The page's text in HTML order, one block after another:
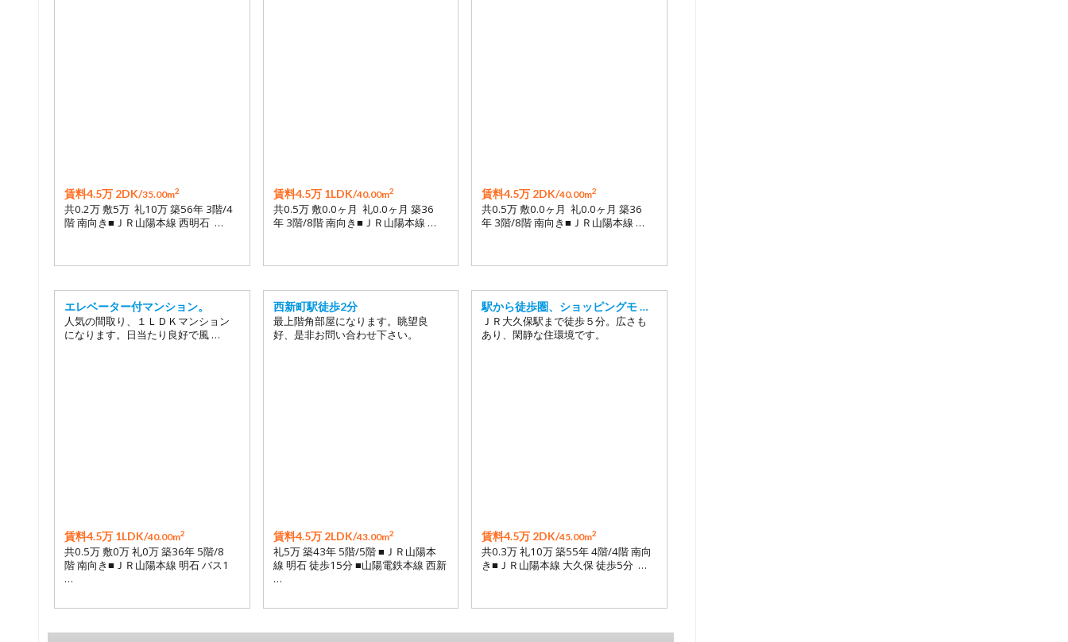
賃料4.5万 2DK/35.00m2
共0.2万 敷5万 礼10万 築56年 3階/4
階 南向き■ＪＲ山陽本線 西明石 …
賃料4.5万 1LDK/40.00m2
共0.5万 敷0.0ヶ月 礼0.0ヶ月 築36
年 3階/8階 南向き■ＪＲ山陽本線 …
賃料4.5万 2DK/40.00m2
共0.5万 敷0.0ヶ月 礼0.0ヶ月 築36
年 3階/8階 南向き■ＪＲ山陽本線 …
エレベーター付マンション。
人気の間取り、１ＬＤＫマンション
になります。日当たり良好で風 …
賃料4.5万 1LDK/40.00m2
共0.5万 敷0万 礼0万 築36年 5階/8
階 南向き■ＪＲ山陽本線 明石 バス1
…
西新町駅徒歩2分
最上階角部屋になります。眺望良
好、是非お問い合わせ下さい。
賃料4.5万 2LDK/43.00m2
礼5万 築43年 5階/5階 ■ＪＲ山陽本
線 明石 徒歩15分 ■山陽電鉄本線 西新
…
駅から徒歩圏、ショッピングモ …
ＪＲ大久保駅まで徒歩５分。広さも
あり、閑静な住環境です。
賃料4.5万 2DK/45.00m2
共0.3万 礼10万 築55年 4階/4階 南向
き■ＪＲ山陽本線 大久保 徒歩5分 …